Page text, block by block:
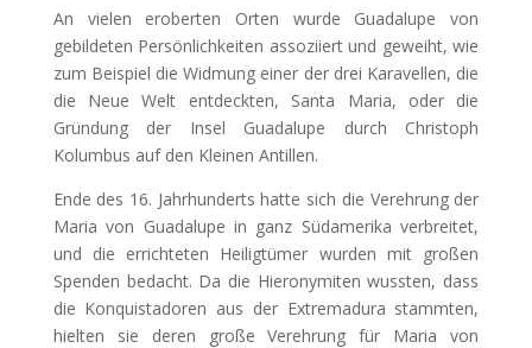
An vielen eroberten Orten wurde Guadalupe von
gebildeten Persönlichkeiten assoziiert und geweiht, wie
zum Beispiel die Widmung einer der drei Karavellen, die
die Neue Welt entdeckten, Santa Maria, oder die
Gründung der Insel Guadalupe durch Christoph
Kolumbus auf den Kleinen Antillen.
Ende des 16. Jahrhunderts hatte sich die Verehrung der
Maria von Guadalupe in ganz Südamerika verbreitet,
und die errichteten Heiligtümer wurden mit großen
Spenden bedacht. Da die Hieronymiten wussten, dass
die Konquistadoren aus der Extremadura stammten,
hielten sie deren große Verehrung für Maria von